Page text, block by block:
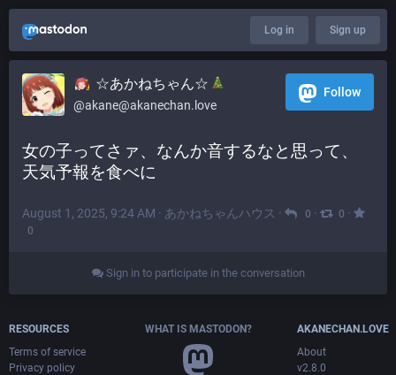
Log in Sign up
☆あかねちゃん☆
@akane@akanechan.love
Follow
女の子ってさァ、なんか音するなと思って、
天気予報を食べに
August 1, 2025, 9:24 AM · あかねちゃんハウス · 0 · 0 ·
0
Sign in to participate in the conversation
RESOURCES
Terms of service
Privacy policy
WHAT IS MASTODON?
AKANECHAN.LOVE
About
v2.8.0